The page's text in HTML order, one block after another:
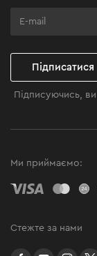
Клуб
Підписатися
Підписуючись,
Ми приймаємо:
Стежте за нами